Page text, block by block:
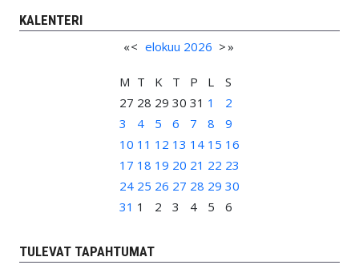
KALENTERI
«< elokuu 2026 >»
M T K T P L
S
27 28 29 30 31 1
2
3
4 5 6 7 8
9
10 11 12 13 14 15 16
17 18 19 20 21 22 23
24 25 26 27 28 29 30
31 1 2 3 4 5 6
TULEVAT TAPAHTUMAT